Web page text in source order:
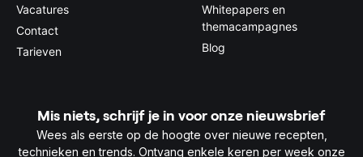
Vacatures
Contact
Tarieven
Whitepapers en
themacampagnes
Blog
Mis niets, schrijf je in voor onze nieuwsbrief
Wees als eerste op de hoogte over nieuwe recepten,
technieken en trends. Ontvang enkele keren per week onze